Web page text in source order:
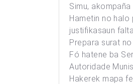
Simu,
Hametin no
justifikasaun
Prepara surat
Fó hatene ba
Autoridade
Hakerek mapa